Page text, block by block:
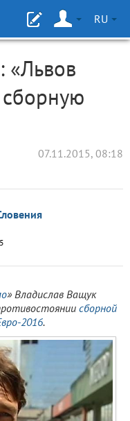
RU
сборную
07.11.2015, 08:18
» Владислав Ващук
сборной
2016.